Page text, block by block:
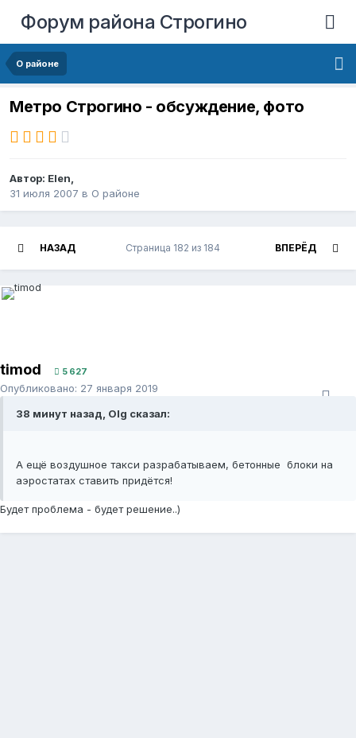
Форум района Строгино
О районе
Метро Строгино - обсуждение, фото
Автор: Elen,
31 июля 2007 в О районе
НАЗАД ВПЕРЁД
Страница 182 из 184
timod 5 627
Опубликовано: 27 января 2019
38 минут назад, Olg сказал:
А ещё воздушное такси разрабатываем, бетонные блоки на
аэростатах ставить придётся!
Будет проблема - будет решение..)